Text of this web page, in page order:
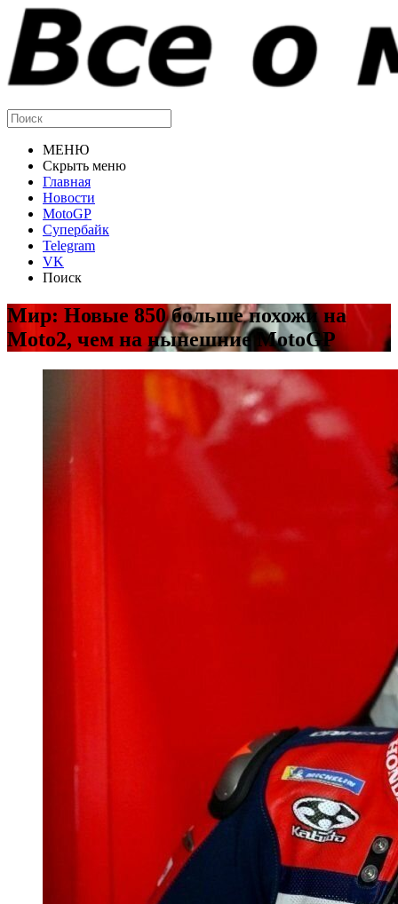
МЕНЮ
Скрыть меню
Главная
Новости
MotoGP
Супербайк
Telegram
VK
Поиск
Мир: Новые 850 больше похожи на
Moto2, чем на нынешние MotoGP